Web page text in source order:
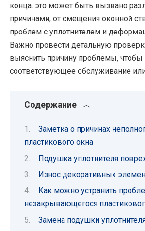
конца, это может быть вызвано
причинами, от смещения оконной
проблем с уплотнителем и
Важно провести детальную
выяснить причину проблемы, чтобы
соответствующее обслуживание
Содержание
Заметка о причинах
пластикового окна
Подушка уплотнителя
Износ декоративных
Как можно устранить
незакрывающегося
Замена подушки